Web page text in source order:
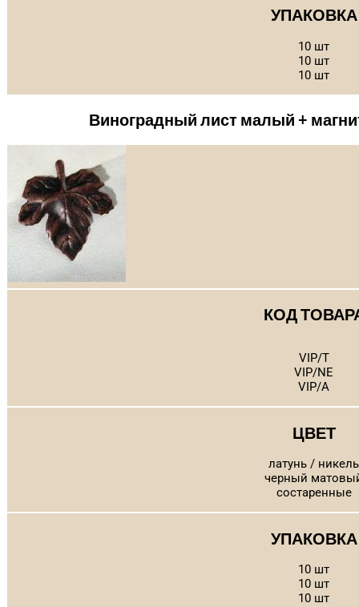
УПАКОВКА
10 шт
10 шт
10 шт
Виноградный лист малый +
КОД
VIP/T
VIP/NE
VIP/A
ЦВЕТ
латунь / никель
черный
состаренные
УПАКОВКА
10 шт
10 шт
10 шт